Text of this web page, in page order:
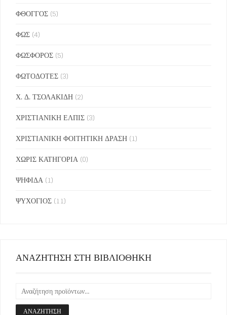
ΦΘΟΓΓΟΣ (5)
ΦΩΣ (4)
ΦΩΣΦΟΡΟΣ (5)
ΦΩΤΟΔΟΤΕΣ (3)
Χ. Δ. ΤΣΟΛΑΚΙΔΗ (2)
ΧΡΙΣΤΙΑΝΙΚΗ ΕΛΠΙΣ (3)
ΧΡΙΣΤΙΑΝΙΚΗ ΦΟΙΤΗΤΙΚΗ ΔΡΑΣΗ (1)
ΧΩΡΙΣ ΚΑΤΗΓΟΡΙΑ (0)
ΨΗΦΙΔΑ (1)
ΨΥΧΟΓΙΟΣ (11)
ΑΝΑΖΗΤΗΣΗ ΣΤΗ ΒΙΒΛΙΟΘΗΚΗ
ΑΝΑΖΉΤΗΣΗ